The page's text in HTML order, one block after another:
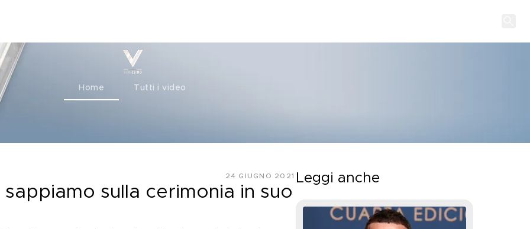
Home Tutti i video
24 GIUGNO 2021
sulla cerimonia in suo
Leggi anche